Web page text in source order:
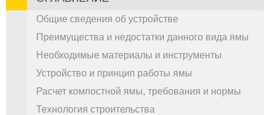
Общие сведения об устройстве
Преимущества и недостатки данного вида ямы
Необходимые материалы и инструменты
Устройство и принцип работы ямы
Расчет компостной ямы, требования и нормы
Технология строительства